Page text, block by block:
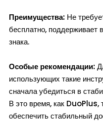
Преимущества: Не
бесплатно, поддерживает
знака.
Особые рекомендации:
использующих такие
сначала убедиться в
В это время, как DuoPlus,
обеспечить стабильный